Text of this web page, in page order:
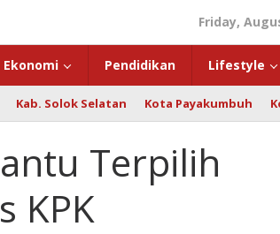
Friday,
Ekonomi Pendidikan Lifestyle
Kab. Solok Selatan Kota Payakumbuh
Terpilih
KPK